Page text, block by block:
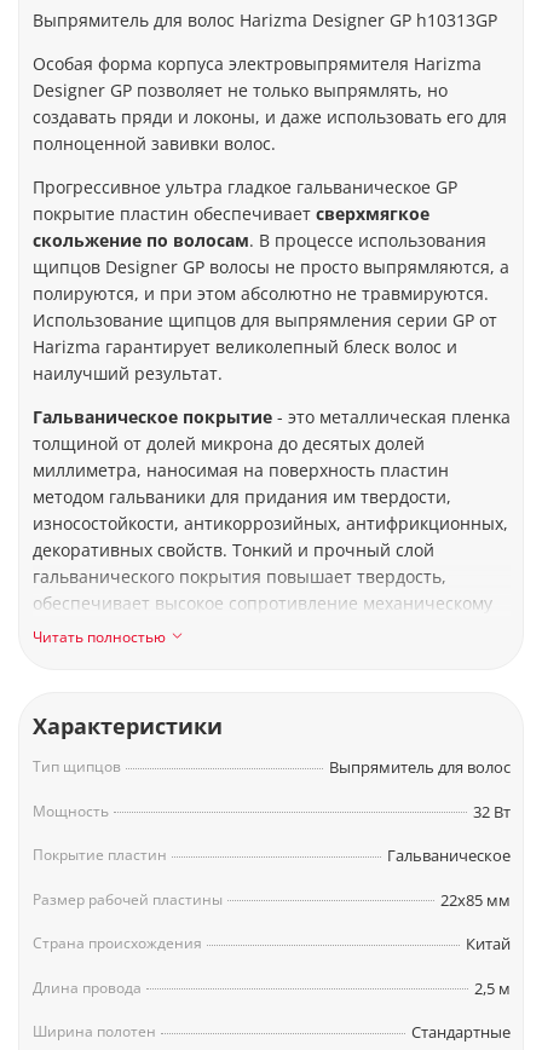
Выпрямитель для волос Harizma Designer GP h10313GP
Особая форма корпуса электровыпрямителя Harizma
Designer GP позволяет не только выпрямлять, но
создавать пряди и локоны, и даже использовать его для
полноценной завивки волос.
Прогрессивное ультра гладкое гальваническое GP
покрытие пластин обеспечивает сверхмягкое
скольжение по волосам. В процессе использования
щипцов Designer GP волосы не просто выпрямляются, а
полируются, и при этом абсолютно не травмируются.
Использование щипцов для выпрямления серии GP от
Harizma гарантирует великолепный блеск волос и
наилучший результат.
Гальваническое покрытие- это металлическая пленка
толщиной от долей микрона до десятых долей
миллиметра, наносимая на поверхность пластин
методом гальваники для придания им твердости,
износостойкости, антикоррозийных, антифрикционных,
декоративных свойств. Тонкий и прочный слой
гальванического покрытия повышает твердость,
обеспечивает высокое сопротивление механическому
износу и высоким температурам, придает
Особенности и технические характеристики Harizma
Круглый корпус для создания локонов.
Компактные пластины (22х85 мм) для креативного
GP - ультра гладкое гальваническое покрытие
Надежный и безопасный керамический PTC-
нагреватель с защитой от перегрева.
Индикатор нагрева.
Читать полностью
Характеристики
Тип щипцов Выпрямитель для волос
Мощность 32 Вт
Покрытие пластин Гальваническое
Размер рабочей пластины 22х85 мм
Страна происхождения Китай
Длина провода 2,5 м
Ширина полотен Стандартные